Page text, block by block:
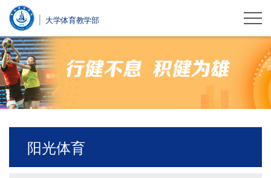
大学体育教学部
阳光体育